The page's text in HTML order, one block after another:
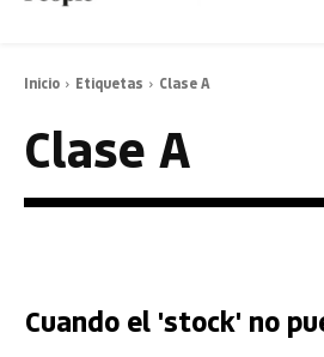
Inicio Etiquetas Clase A
Clase A
Cuando el 'stock' no